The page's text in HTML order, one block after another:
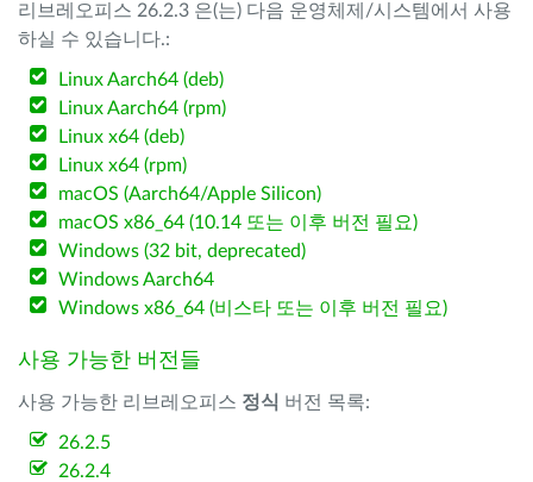
리브레오피스 26.2.3 은(는) 다음 운영체제/시스템에서 사용
하실 수 있습니다.:
Linux Aarch64 (deb)
Linux Aarch64 (rpm)
Linux x64 (deb)
Linux x64 (rpm)
macOS (Aarch64/Apple Silicon)
macOS x86_64 (10.14 또는 이후 버전 필요)
Windows (32 bit, deprecated)
Windows Aarch64
Windows x86_64 (비스타 또는 이후 버전 필요)
사용 가능한 버전들
사용 가능한 리브레오피스 정식 버전 목록:
26.2.5
26.2.4